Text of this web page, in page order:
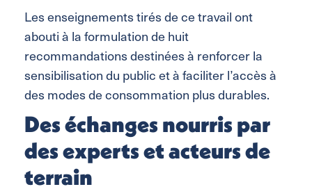
Les enseignements tirés de ce travail ont
abouti à la formulation de huit
recommandations destinées à renforcer la
sensibilisation du public et à faciliter l’accès à
des modes de consommation plus durables.
Des échanges nourris par
des experts et acteurs de
terrain